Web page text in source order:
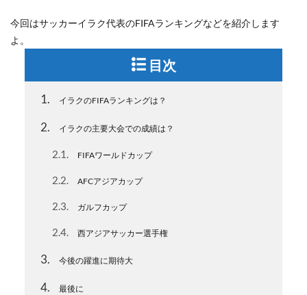
今回はサッカーイラク代表のFIFAランキングなどを紹介します
よ。
目次
1 イラクのFIFAランキングは？
2 イラクの主要大会での成績は？
2.1 FIFAワールドカップ
2.2 AFCアジアカップ
2.3 ガルフカップ
2.4 西アジアサッカー選手権
3 今後の躍進に期待大
4 最後に